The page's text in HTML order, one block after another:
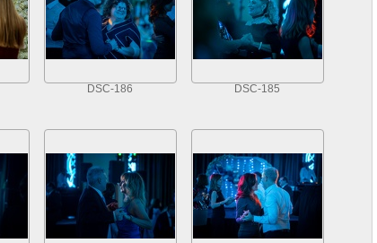
DSC-186 DSC-185